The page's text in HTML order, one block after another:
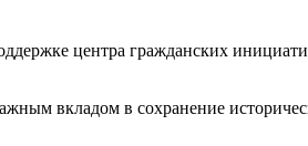
центра гражданских
вкладом в сохранение